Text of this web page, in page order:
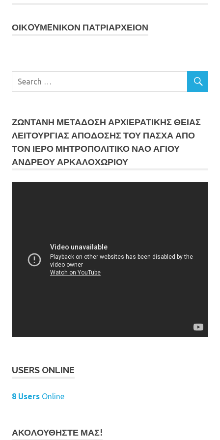
ΟΙΚOYΜEΝΙΚΟΝ ΠΑΤΡΙΑΡΧΕΙΟΝ
ΖΩΝΤΑΝΗ ΜΕΤΆΔΟΣΗ ΑΡΧΙΕΡΑΤΙΚΗΣ ΘΕΙΑΣ
ΛΕΙΤΟΥΡΓΙΑΣ ΑΠΟΔΟΣΗΣ ΤΟΥ ΠΑΣΧΑ ΑΠΟ
ΤΟΝ ΙΕΡΟ ΜΗΤΡΟΠΟΛΙΤΙΚΟ ΝΑΟ ΑΓΙΟΥ
ΑΝΔΡΕΟΥ ΑΡΚΑΛΟΧΩΡΙΟΥ
USERS ONLINE
8 Users Online
ΑΚΟΛΟΥΘΉΣΤΕ ΜΑΣ!